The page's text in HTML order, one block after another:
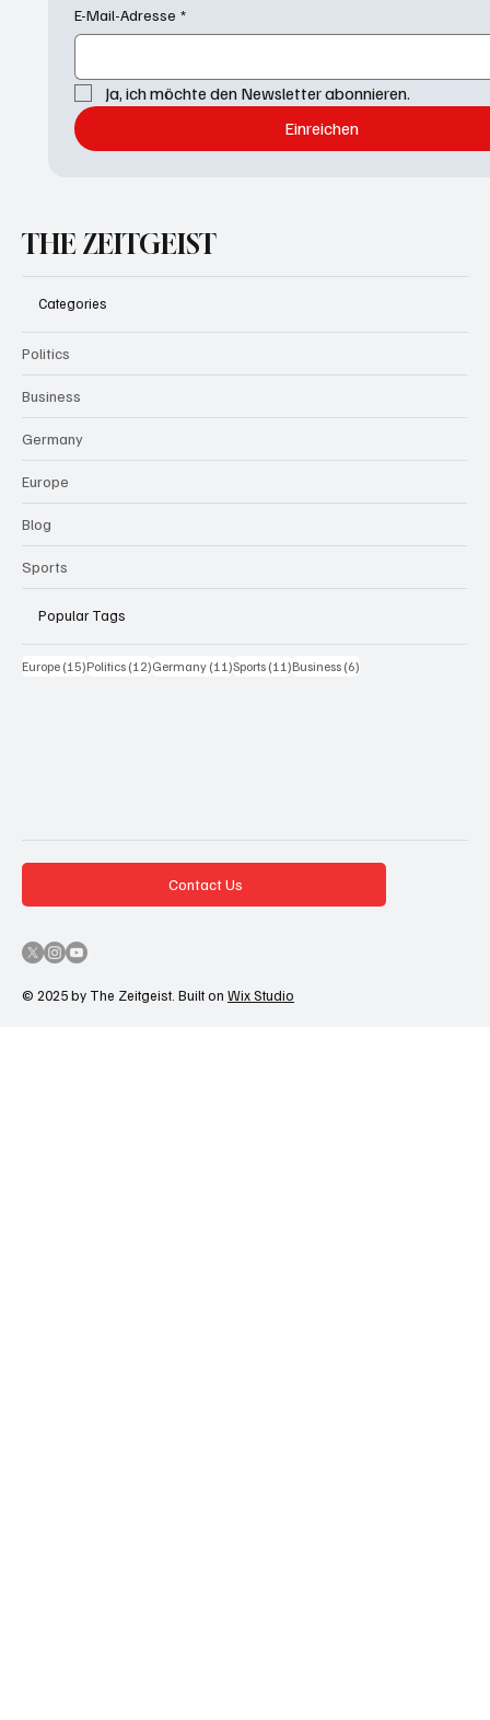
E-Mail-Adresse *
Ja, ich möchte den Newsletter abonnieren.
Einreichen
THE ZEITGEIST
Categories
Politics
Business
Germany
Europe
Blog
Sports
Popular Tags
Europe (15)15 Beiträge
Politics (12)12 Beiträge
Germany (11)11 Beiträge
Sports (11)11 Beiträge
Business (6)
© 2025 by The Zeitgeist. Built on Wix Studio
Contact Us